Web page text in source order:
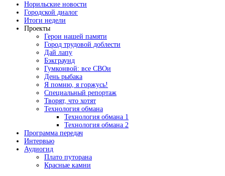
Норильские новости
Городской диалог
Итоги недели
Проекты
Герои нашей памяти
Город трудовой доблести
Дай лапу
Бэкграунд
Гумконвой: все СВОи
День рыбака
Я помню, я горжусь!
Специальный репортаж
Творят, что хотят
Технология обмана
Технология обмана 1
Технология обмана 2
Программа передач
Интервью
Аудиогид
Плато путорана
Красные камни